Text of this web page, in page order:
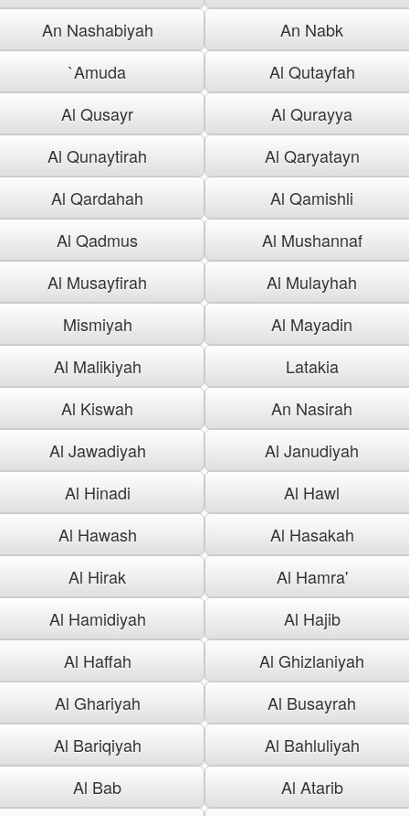
An Nashabiyah
An Nabk
`Amuda
Al Qutayfah
Al Qusayr
Al Qurayya
Al Qunaytirah
Al Qaryatayn
Al Qardahah
Al Qamishli
Al Qadmus
Al Mushannaf
Al Musayfirah
Al Mulayhah
Mismiyah
Al Mayadin
Al Malikiyah
Latakia
Al Kiswah
An Nasirah
Al Jawadiyah
Al Janudiyah
Al Hinadi
Al Hawl
Al Hawash
Al Hasakah
Al Hirak
Al Hamra'
Al Hamidiyah
Al Hajib
Al Haffah
Al Ghizlaniyah
Al Ghariyah
Al Busayrah
Al Bariqiyah
Al Bahluliyah
Al Bab
Al Atarib